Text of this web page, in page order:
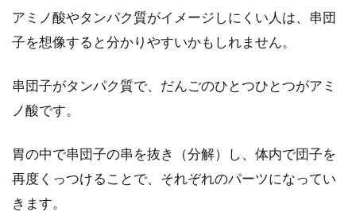
不要？それは大きな間違い
より良い食事方法でダイエットができるとの話
意外にカロリーの高い食材・メニュ
アミノ酸やタンパク質がイメージしにくい人は、串団
子を想像すると分かりやすいかもしれません。
串団子がタンパク質で、だんごのひとつひとつがアミ
ノ酸です。
胃の中で串団子の串を抜き（分解）し、体内で団子を
再度くっつけることで、それぞれのパーツになってい
きます。